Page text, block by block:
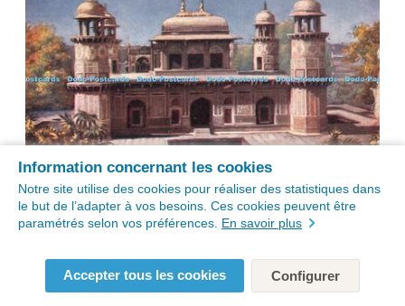
Information concernant les cookies
Notre site utilise des cookies pour réaliser des statistiques dans
le but de l’adapter à vos besoins. Ces cookies peuvent être
paramétrés selon vos préférences. En savoir plus
Accepter tous les cookies Configurer